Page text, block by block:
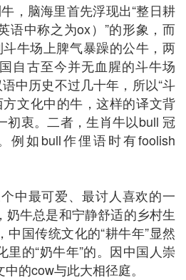
，脑海里首先浮现出“整日耕
语中称之为ox）”的形象，而
牛场上脾气暴躁的公牛，两
自古至今并无血腥的斗牛场
中历史不过几十年，所以“斗
方文化中的牛，这样的译文背
初衷。二者，生肖牛以bull 冠
例如bull作俚语时有foolish
中最可爱、最讨人喜欢的一
奶牛总是和宁静舒适的乡村生
国传统文化的“耕牛年”显然
里的“奶牛年”的。因中国人崇
的cow与此大相径庭。